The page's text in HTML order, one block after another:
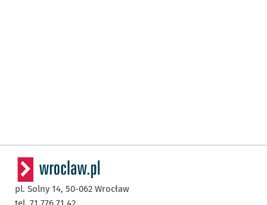
pl. Solny 14, 50-062 Wrocław